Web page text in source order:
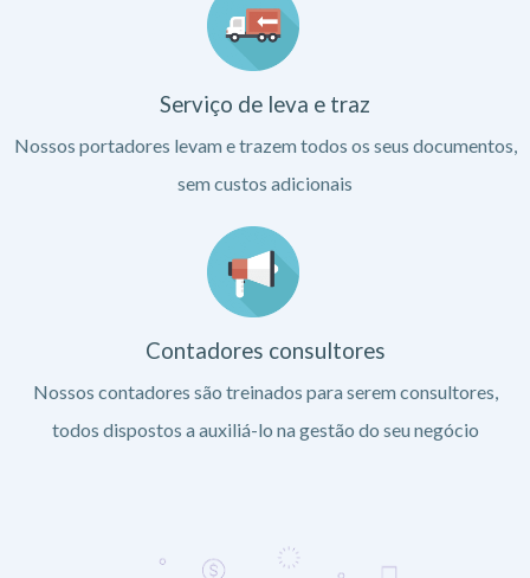
Serviço de leva e traz
Nossos portadores levam e trazem todos os seus documentos,
sem custos adicionais
Contadores consultores
Nossos contadores são treinados para serem consultores,
todos dispostos a auxiliá-lo na gestão do seu negócio